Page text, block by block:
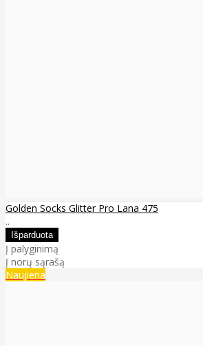
Golden Socks Glitter Pro Lana 475
..
Į palyginimą
Į norų sąrašą
Naujiena